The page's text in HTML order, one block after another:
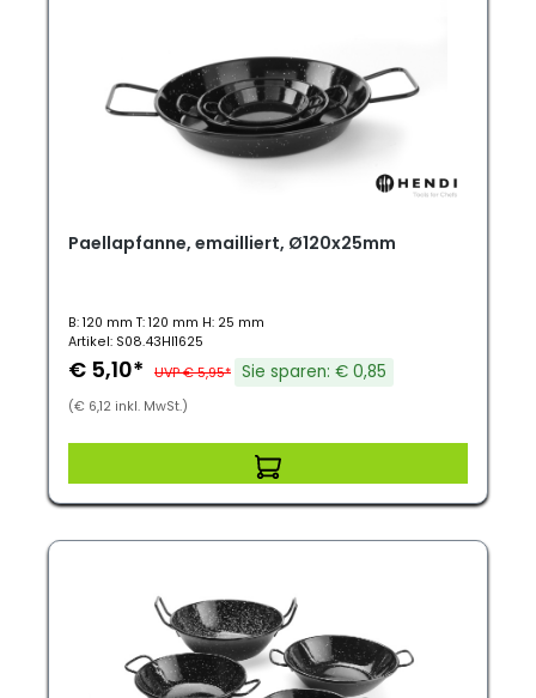
Paellapfanne, emailliert, Ø120x25mm
B: 120 mm T: 120 mm H: 25 mm
Artikel: S08.43HI1625
€ 5,10* UVP € 5,95* Sie sparen: € 0,85
(€ 6,12 inkl. MwSt.)